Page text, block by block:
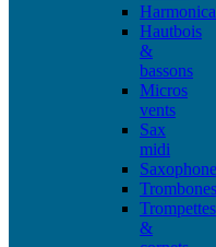
Hautbois
&
bassons
Micros
vents
Sax
midi
Trombones
Trompettes
&